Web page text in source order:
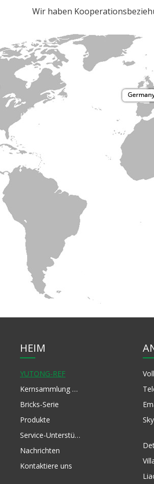
Wir haben
HEIM
YUTONG-REF
Kernsammlung Magnesia
Bricks-Serie
Produkte
Service-Unterstützung
Nachrichten
Kontaktiere uns